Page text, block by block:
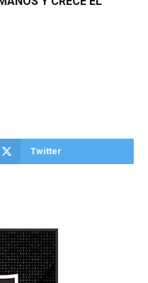
Twitter